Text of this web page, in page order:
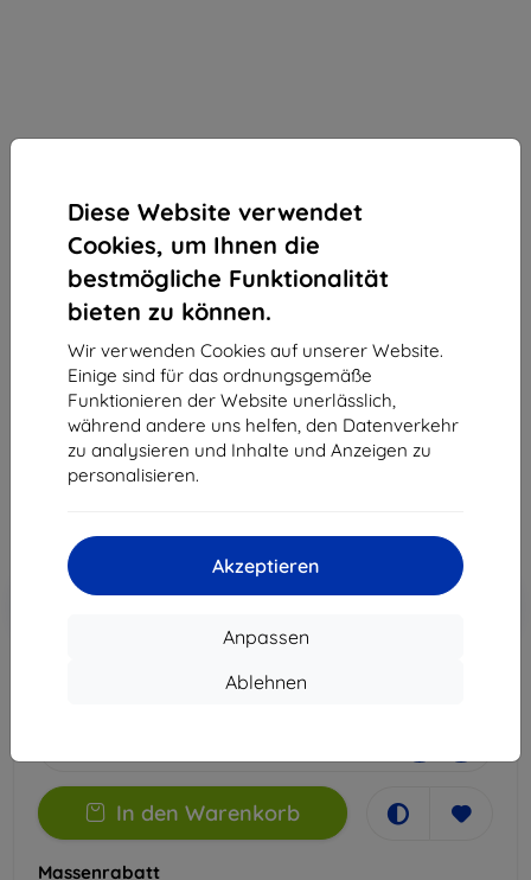
Diese Website verwendet
Cookies, um Ihnen die
bestmögliche Funktionalität
bieten zu können.
Wir verwenden Cookies auf unserer Website.
Einige sind für das ordnungsgemäße
Funktionieren der Website unerlässlich,
während andere uns helfen, den Datenverkehr
zu analysieren und Inhalte und Anzeigen zu
personalisieren.
Akzeptieren
Anpassen
Ablehnen
3mk Silky Matt Privacy Schutzfolie für Oppo Find
X7 Ultra
Geeignet für: Oppo Find X7 Ultra
14,90 €
13,41 €
ohne MWSt11,27 €
Rabatt mit Gutschein
In den
In den Warenkorb
Massenrabatt